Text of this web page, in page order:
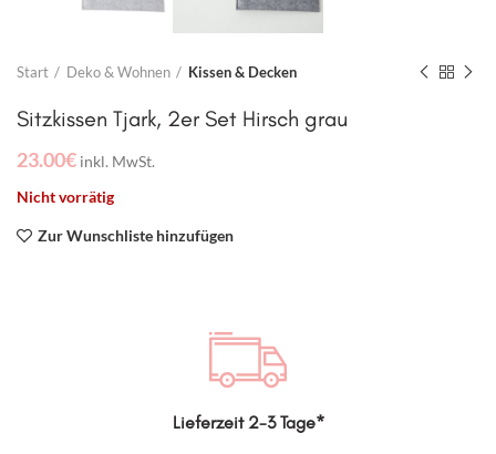
Start Deko & Wohnen Kissen & Decken
Sitzkissen Tjark, 2er Set Hirsch grau
23.00€ inkl. MwSt.
Nicht vorrätig
Zur Wunschliste hinzufügen
Lieferzeit 2-3 Tage*